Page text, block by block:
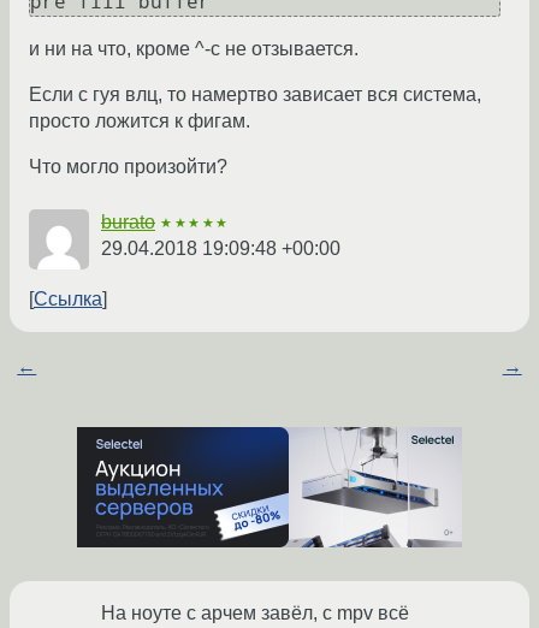
и ни на что, кроме ^-c не отзывается.
Если с гуя влц, то намертво зависает вся система,
просто ложится к фигам.
Что могло произойти?
burato ★★★★★
29.04.2018 19:09:48 +00:00
Ссылка
← →
На ноуте с арчем завёл, с mpv всё